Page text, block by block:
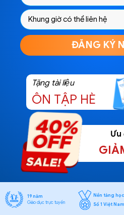
Ưu
ĐĂNG KÝ
ÔN TẬP HÈ
Tặng tài liệu
19 năm
Giáo dục trực tuyến
Nền tảng
Số 1 Việt Nam